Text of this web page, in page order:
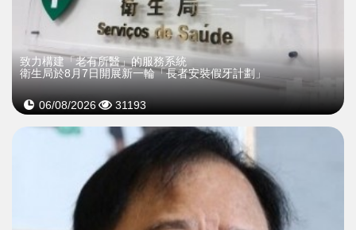
致力構建「老有所醫」的服務系統
衛生局於8月7日開展新一輪「長者安裝假牙計劃」
06/08/2026 31193